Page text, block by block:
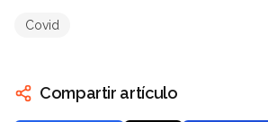
Covid
Compartir artículo